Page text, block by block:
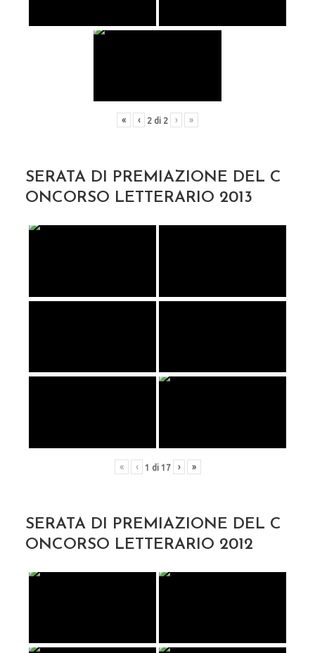
« ‹ 2 di 2 › »
SERATA DI PREMIAZIONE DEL C
ONCORSO LETTERARIO 2013
« ‹ 1 di 17 › »
SERATA DI PREMIAZIONE DEL C
ONCORSO LETTERARIO 2012